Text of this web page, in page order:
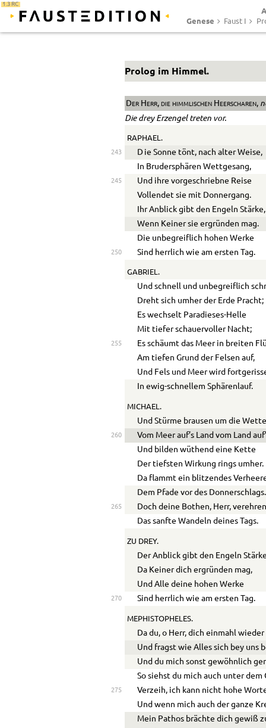
1.3 RC
Genese
Faust I
Prolog im Himmel.
Der Herr, die himmlischen Heerscharen,
Die drey Erzengel treten vor.
RAPHAEL.
243 D ie Sonne tönt, nach alter Weise,
In Brudersphären Wettgesang,
245
Und ihre vorgeschriebne Reise
Vollendet sie mit Donnergang.
Ihr Anblick gibt den Engeln Stärke,
Wenn Keiner sie ergründen mag.
Die unbegreiflich hohen Werke
250 Sind herrlich wie am ersten Tag.
GABRIEL.
Und schnell und unbegreiflich
Dreht sich umher der Erde Pracht;
Es wechselt Paradieses-Helle
Mit tiefer schauervoller Nacht;
255
Es schäumt das Meer in breiten
Am tiefen Grund der Felsen auf,
Und Fels und Meer wird
In ewig-schnellem Sphärenlauf.
MICHAEL.
Und Stürme brausen um die
260
Vom Meer auf’s Land vom Land
Und bilden wüthend eine Kette
Der tiefsten Wirkung rings umher.
Da flammt ein blitzendes
Dem Pfade vor des Donnerschlags.
265
Doch deine Bothen, Herr,
Das sanfte Wandeln deines Tags.
ZU DREY.
Der Anblick gibt den Engeln
Da Keiner dich ergründen mag,
Und Alle deine hohen Werke
270 Sind herrlich wie am ersten Tag.
MEPHISTOPHELES.
Da du, o Herr, dich einmahl
Und fragst wie Alles sich bey uns
Und du mich sonst gewöhnlich
So siehst du mich auch unter dem
275
Verzeih, ich kann nicht hohe
Und wenn mich auch der ganze
Mein Pathos brächte dich gewiß